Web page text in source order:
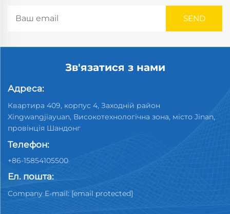
Зв'язатися з нами
Адреса:
Квартира 409, корпус 4, Заходній район
Xingwangjiayuan, Високотехнологічна зона, місто Jinan,
провінція Шандонг
Телефон:
+86-15854105500
Ел. пошта:
Company E-mail: [email protected]